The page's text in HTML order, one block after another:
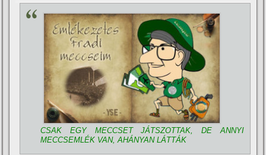
CSAK EGY MECCSET JÁTSZOTTAK, DE ANNYI
MECCSEMLÉK VAN, AHÁNYAN LÁTTÁK